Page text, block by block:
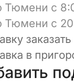
Тюмени с
Тюмени с
в